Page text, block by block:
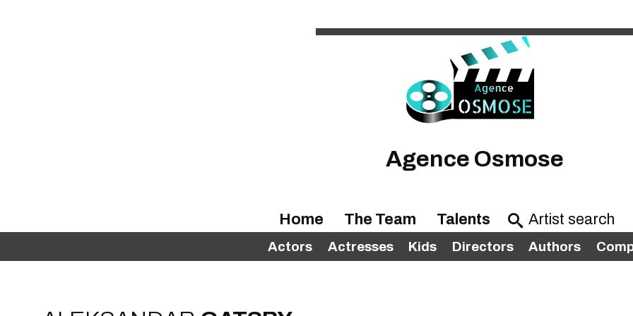
Agence Osmose
Home The Team Talents
Actors Actresses Kids Directors Authors